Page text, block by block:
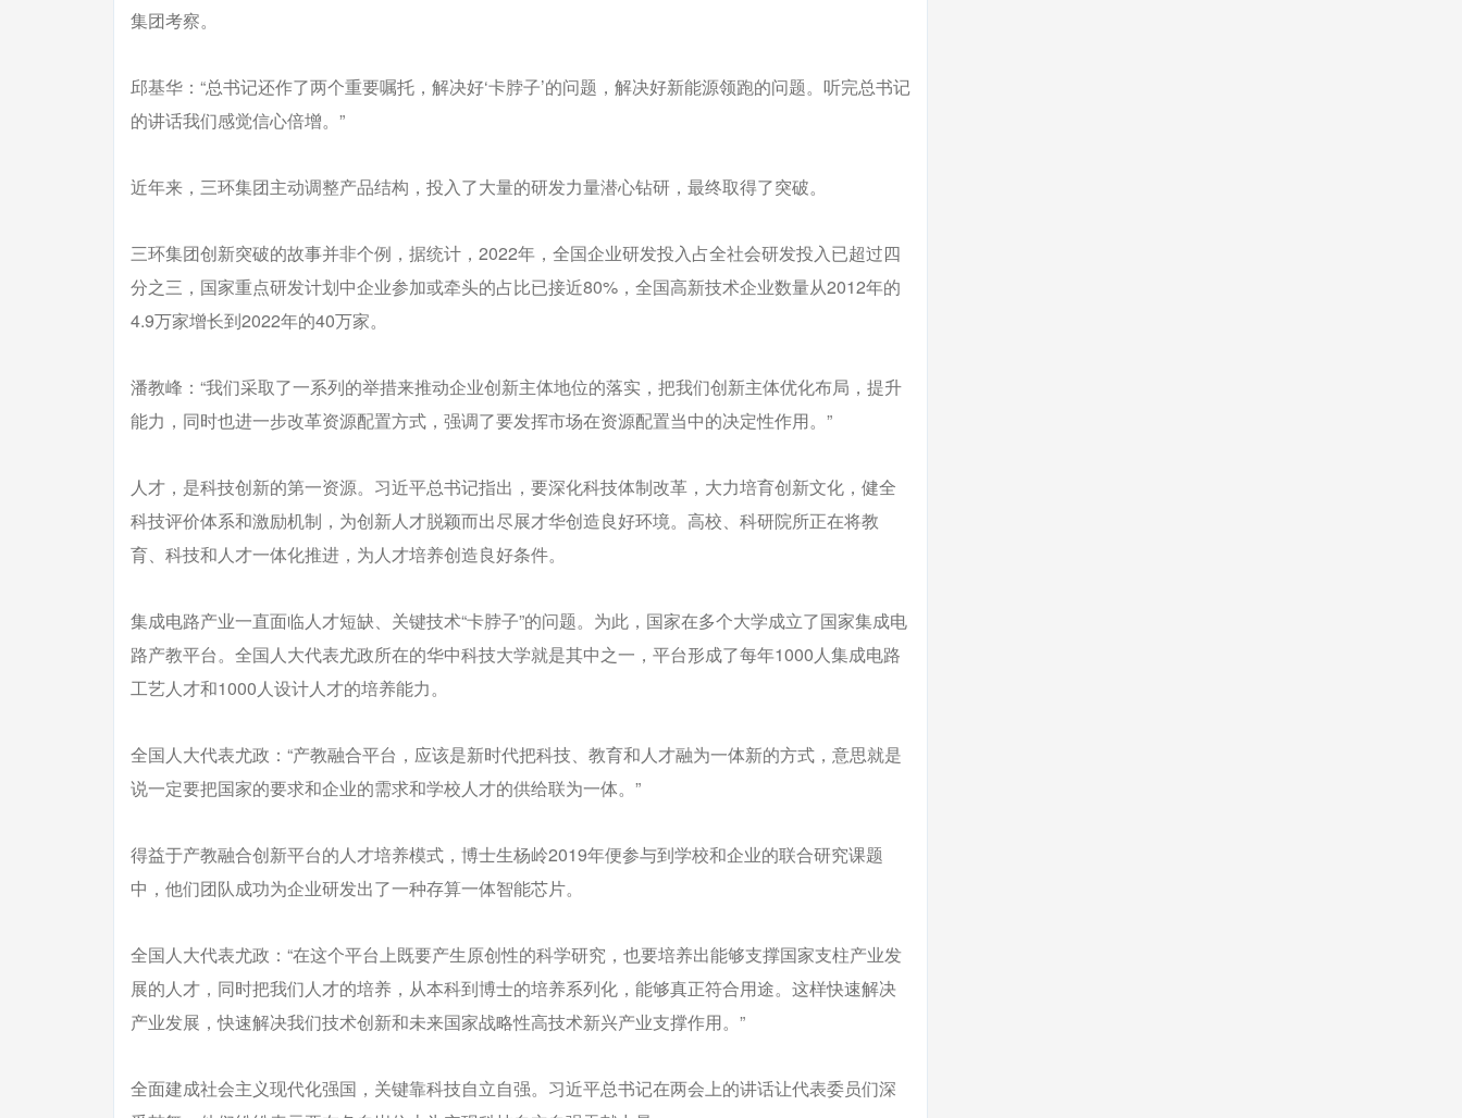
集团考察。
邱基华：“总书记还作了两个重要嘱托，解决好‘卡脖子’的问题，解决好新能源领跑的问题。听完总书记
的讲话我们感觉信心倍增。”
近年来，三环集团主动调整产品结构，投入了大量的研发力量潜心钻研，最终取得了突破。
三环集团创新突破的故事并非个例，据统计，2022年，全国企业研发投入占全社会研发投入已超过四
分之三，国家重点研发计划中企业参加或牵头的占比已接近80%，全国高新技术企业数量从2012年的
4.9万家增长到2022年的40万家。
潘教峰：“我们采取了一系列的举措来推动企业创新主体地位的落实，把我们创新主体优化布局，提升
能力，同时也进一步改革资源配置方式，强调了要发挥市场在资源配置当中的决定性作用。”
人才，是科技创新的第一资源。习近平总书记指出，要深化科技体制改革，大力培育创新文化，健全
科技评价体系和激励机制，为创新人才脱颖而出尽展才华创造良好环境。高校、科研院所正在将教
育、科技和人才一体化推进，为人才培养创造良好条件。
集成电路产业一直面临人才短缺、关键技术“卡脖子”的问题。为此，国家在多个大学成立了国家集成电
路产教平台。全国人大代表尤政所在的华中科技大学就是其中之一，平台形成了每年1000人集成电路
工艺人才和1000人设计人才的培养能力。
全国人大代表尤政：“产教融合平台，应该是新时代把科技、教育和人才融为一体新的方式，意思就是
说一定要把国家的要求和企业的需求和学校人才的供给联为一体。”
得益于产教融合创新平台的人才培养模式，博士生杨岭2019年便参与到学校和企业的联合研究课题
中，他们团队成功为企业研发出了一种存算一体智能芯片。
全国人大代表尤政：“在这个平台上既要产生原创性的科学研究，也要培养出能够支撑国家支柱产业发
展的人才，同时把我们人才的培养，从本科到博士的培养系列化，能够真正符合用途。这样快速解决
产业发展，快速解决我们技术创新和未来国家战略性高技术新兴产业支撑作用。”
全面建成社会主义现代化强国，关键靠科技自立自强。习近平总书记在两会上的讲话让代表委员们深